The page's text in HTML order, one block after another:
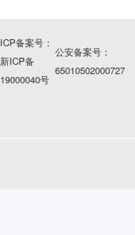
ICP备案号：
新ICP备
19000040号
公安备案号：
65010502000727